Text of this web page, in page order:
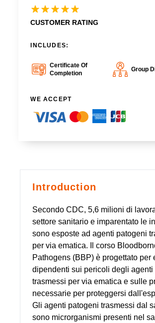
Introduction
Secondo CDC, 5,6 milioni di
settore sanitario e imparentato le
sono esposte ad agenti patogeni
per via ematica. Il corso
Pathogens (BBP) è progettato per
dipendenti sui pericoli degli agenti
trasmessi per via ematica e sulle
necessarie per proteggersi
Gli agenti patogeni trasmessi dal
sono microrganismi presenti nel
CUSTOMER RATING
INCLUDES:
Certificate Of
Completion
Group
WE ACCEPT